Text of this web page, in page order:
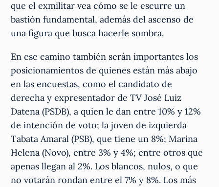
que el exmilitar vea cómo se le escurre un
bastión fundamental, además del ascenso de
una figura que busca hacerle sombra.
En ese camino también serán importantes los
posicionamientos de quienes están más abajo
en las encuestas, como el candidato de
derecha y expresentador de TV José Luiz
Datena (PSDB), a quien le dan entre 10% y 12%
de intención de voto; la joven de izquierda
Tabata Amaral (PSB), que tiene un 8%; Marina
Helena (Novo), entre 3% y 4%; entre otros que
apenas llegan al 2%. Los blancos, nulos, o que
no votarán rondan entre el 7% y 8%. Los más